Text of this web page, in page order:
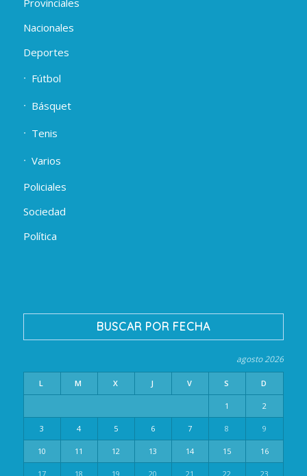
Provinciales
Nacionales
Deportes
Fútbol
Básquet
Tenis
Varios
Policiales
Sociedad
Política
BUSCAR POR FECHA
agosto 2026
L M X J V S D
1 2
3 4 5 6 7 8 9
10 11 12 13 14 15 16
17 18 19 20 21 22 23